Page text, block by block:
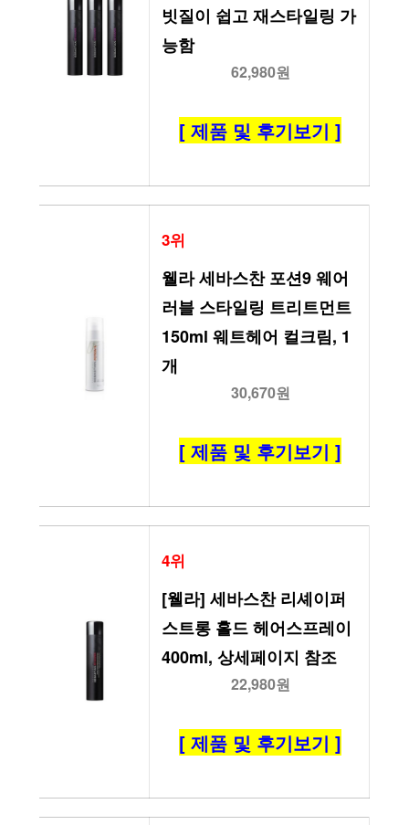
빗질이 쉽고 재스타일링 가
능함
62,980원
[ 제품 및 후기보기 ]
3위
웰라 세바스찬 포션9 웨어
러블 스타일링 트리트먼트
150ml 웨트헤어 컬크림, 1
개
30,670원
[ 제품 및 후기보기 ]
4위
[웰라] 세바스찬 리셰이퍼
스트롱 홀드 헤어스프레이
400ml, 상세페이지 참조
22,980원
[ 제품 및 후기보기 ]